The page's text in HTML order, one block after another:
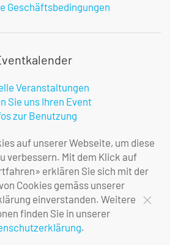
Geschäftsbedingungen
Veranstaltungen
Sie uns Ihren Event
zur Benutzung
Firma
Über uns
Impressum
auf unserer Webseite, um diese
verbessern. Mit dem Klick auf
erklären Sie sich mit der
Cookies gemäss unserer
einverstanden. Weitere
finden Sie in unserer
.